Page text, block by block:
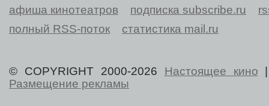
афиша кинотеатров
подписка subscribe.ru
полный RSS-поток
статистика mail.ru
© COPYRIGHT 2000-2026 Настоящее кино
Размещение рекламы